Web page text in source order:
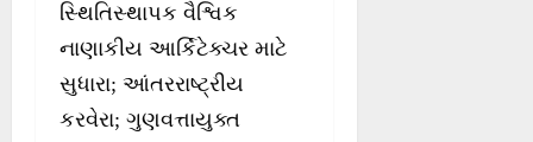
સ્થિતિસ્થાપક વૈશ્વિક
નાણાકીય આર્કિટેક્ચર માટે
સુધારા; આંતરરાષ્ટ્રીય
કરવેરા; ગુણવત્તાયુક્ત